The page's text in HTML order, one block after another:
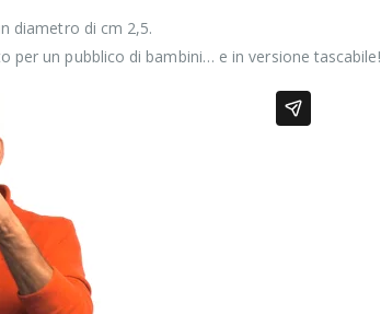
diametro di cm 2,5.
un pubblico di bambini… e in versione tascabile!